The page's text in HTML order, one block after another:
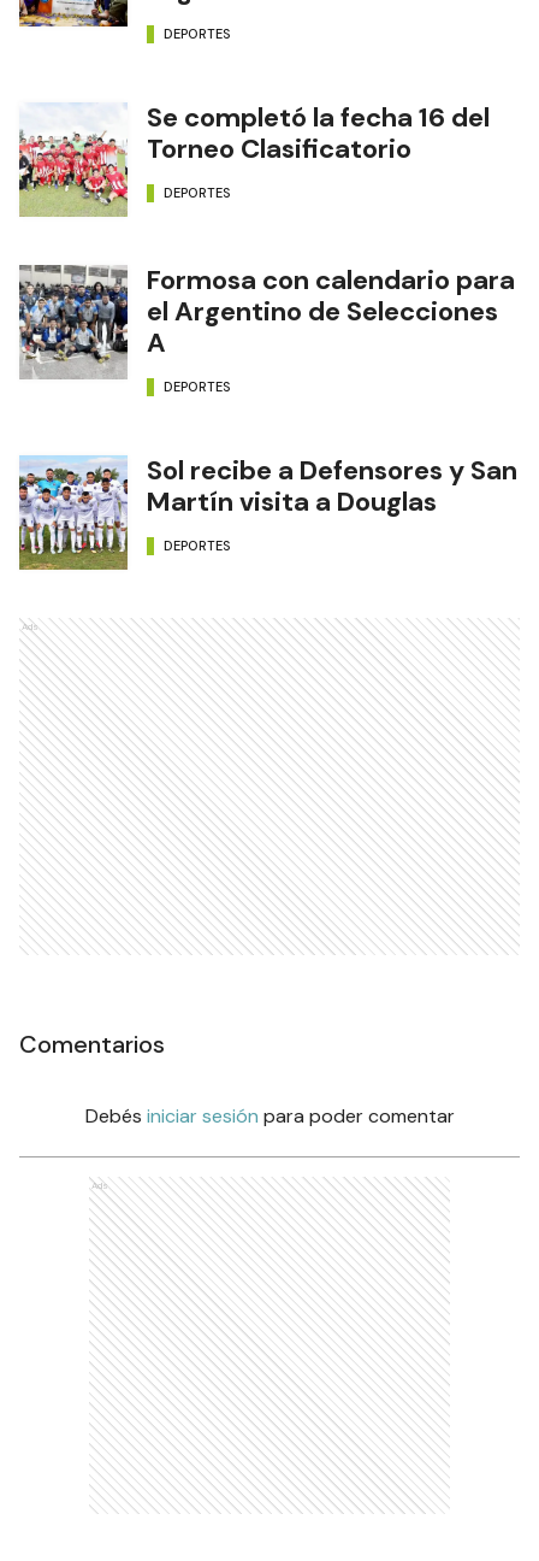
DEPORTES
Se completó la fecha 16 del
Torneo Clasificatorio
DEPORTES
Formosa con calendario para
el Argentino de Selecciones
A
DEPORTES
Sol recibe a Defensores y San
Martín visita a Douglas
DEPORTES
Ads
Comentarios
Debés iniciar sesión para poder comentar
Ads